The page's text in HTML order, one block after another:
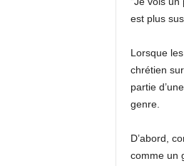
est plus
Lorsque
chrétien
partie
genre.
D’abord,
comme un